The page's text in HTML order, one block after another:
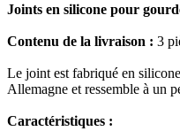
Joints en silicone pour
Contenu de la livraison : 3
Le joint est fabriqué en
Allemagne et ressemble à un
Caractéristiques :